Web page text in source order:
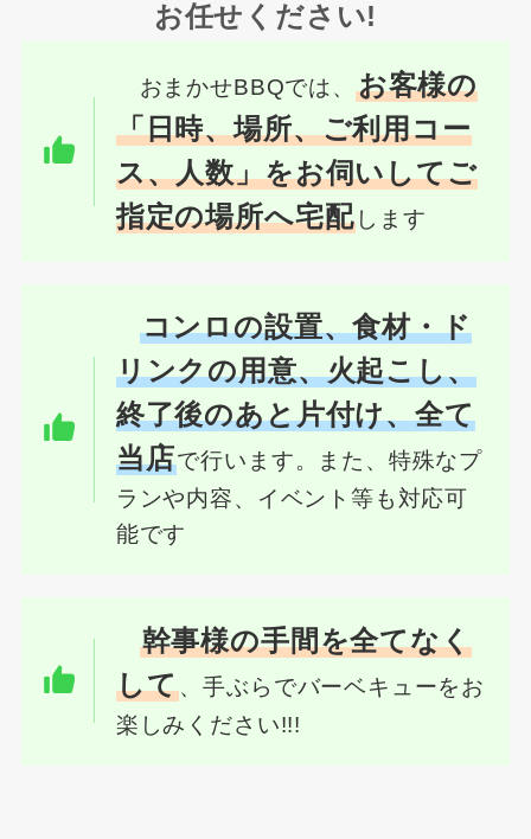
お任せください!
おまかせBBQでは、 お客様の
「日時、場所、ご利用コー
ス、人数」をお伺いしてご
指定の場所へ宅配 します
コンロの設置、食材・ド
リンクの用意、火起こし、
終了後のあと片付け、全て
当店で行います。また、特殊なプ
ランや内容、イベント等も対応可
能です
幹事様の手間を全てなく
して、手ぶらでバーベキューをお
楽しみください!!!